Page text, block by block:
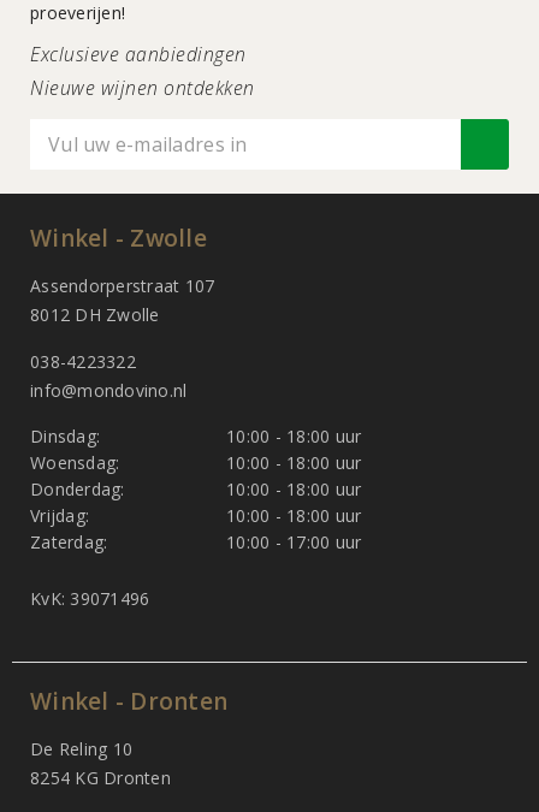
proeverijen!
Exclusieve aanbiedingen
Nieuwe wijnen ontdekken
Winkel - Zwolle
Assendorperstraat 107
8012 DH Zwolle
038-4223322
info@mondovino.nl
Dinsdag:
10:00 - 18:00 uur
Woensdag:
10:00 - 18:00 uur
Donderdag:
10:00 - 18:00 uur
Vrijdag:
10:00 - 18:00 uur
Zaterdag:
10:00 - 17:00 uur
KvK: 39071496
Winkel - Dronten
De Reling 10
8254 KG Dronten